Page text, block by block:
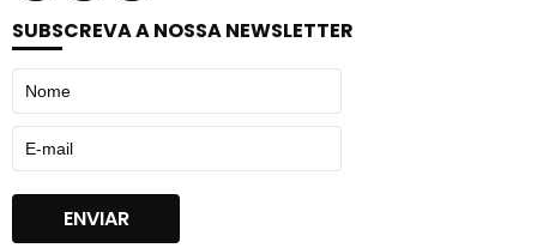
SUBSCREVA A NOSSA NEWSLETTER